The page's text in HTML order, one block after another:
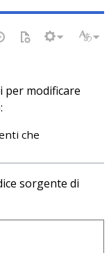
per modificare
che
sorgente di